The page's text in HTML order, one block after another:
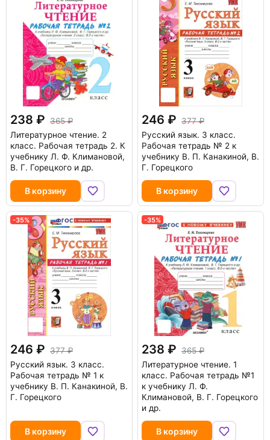
238
365
Литературное чтение. 2
класс. Рабочая тетрадь 2. К
учебнику Л. Ф. Климановой,
В. Г. Горецкого и др.
В корзину
246
377
Русский язык. 3 класс.
Рабочая тетрадь № 2 к
учебнику В. П. Канакиной, В.
Г. Горецкого
В корзину
-35%
246
377
Русский язык. 3 класс.
Рабочая тетрадь № 1 к
учебнику В. П. Канакиной, В.
Г. Горецкого
В корзину
-35%
238
365
Литературное чтение. 1
класс. Рабочая тетрадь №1
к учебнику Л. Ф.
Климановой, В. Г. Горецкого
и др.
В корзину